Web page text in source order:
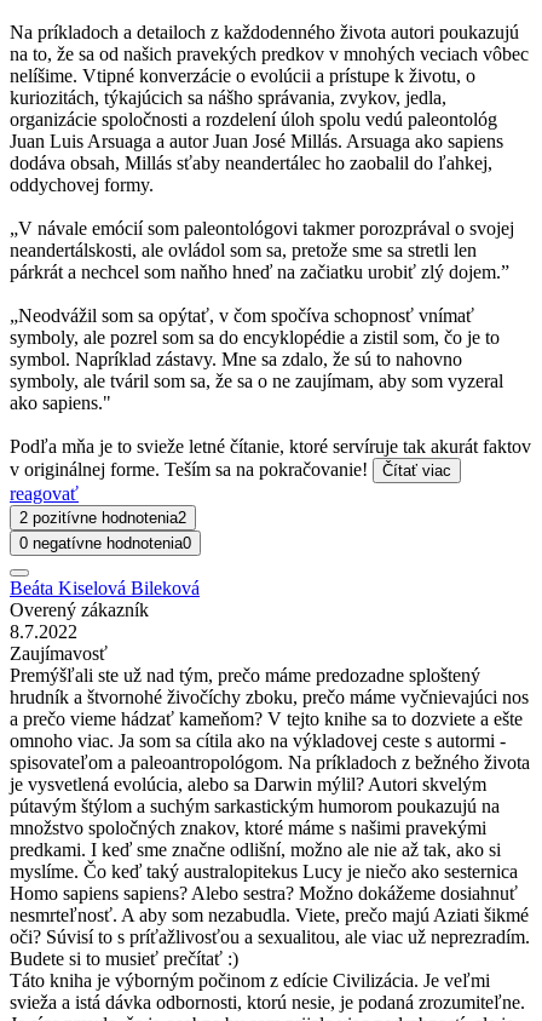
Na príkladoch a detailoch z každodenného života autori poukazujú
na to, že sa od našich pravekých predkov v mnohých veciach vôbec
nelíšime. Vtipné konverzácie o evolúcii a prístupe k životu, o
kuriozitách, týkajúcich sa nášho správania, zvykov, jedla,
organizácie spoločnosti a rozdelení úloh spolu vedú paleontológ
Juan Luis Arsuaga a autor Juan José Millás. Arsuaga ako sapiens
dodáva obsah, Millás sťaby neandertálec ho zaobalil do ľahkej,
oddychovej formy.
„V návale emócií som paleontológovi takmer porozprával o svojej
neandertálskosti, ale ovládol som sa, pretože sme sa stretli len
párkrát a nechcel som naňho hneď na začiatku urobiť zlý dojem.”
„Neodvážil som sa opýtať, v čom spočíva schopnosť vnímať
symboly, ale pozrel som sa do encyklopédie a zistil som, čo je to
symbol. Napríklad zástavy. Mne sa zdalo, že sú to nahovno
symboly, ale tváril som sa, že sa o ne zaujímam, aby som vyzeral
ako sapiens."
Podľa mňa je to svieže letné čítanie, ktoré servíruje tak akurát faktov
v originálnej forme. Teším sa na pokračovanie!
Čítať viac
reagovať
2 pozitívne hodnotenia2
0 negatívne hodnotenia0
Beáta Kiselová Bileková
Overený zákazník
8.7.2022
Zaujímavosť
Premýšľali ste už nad tým, prečo máme predozadne sploštený
hrudník a štvornohé živočíchy zboku, prečo máme vyčnievajúci nos
a prečo vieme hádzať kameňom? V tejto knihe sa to dozviete a ešte
omnoho viac. Ja som sa cítila ako na výkladovej ceste s autormi -
spisovateľom a paleoantropológom. Na príkladoch z bežného života
je vysvetlená evolúcia, alebo sa Darwin mýlil? Autori skvelým
pútavým štýlom a suchým sarkastickým humorom poukazujú na
množstvo spoločných znakov, ktoré máme s našimi pravekými
predkami. I keď sme značne odlišní, možno ale nie až tak, ako si
myslíme. Čo keď taký australopitekus Lucy je niečo ako sesternica
Homo sapiens sapiens? Alebo sestra? Možno dokážeme dosiahnuť
nesmrteľnosť. A aby som nezabudla. Viete, prečo majú Aziati šikmé
oči? Súvisí to s príťažlivosťou a sexualitou, ale viac už neprezradím.
Budete si to musieť prečítať :)
Táto kniha je výborným počinom z edície Civilizácia. Je veľmi
svieža a istá dávka odbornosti, ktorú nesie, je podaná zrozumiteľne.